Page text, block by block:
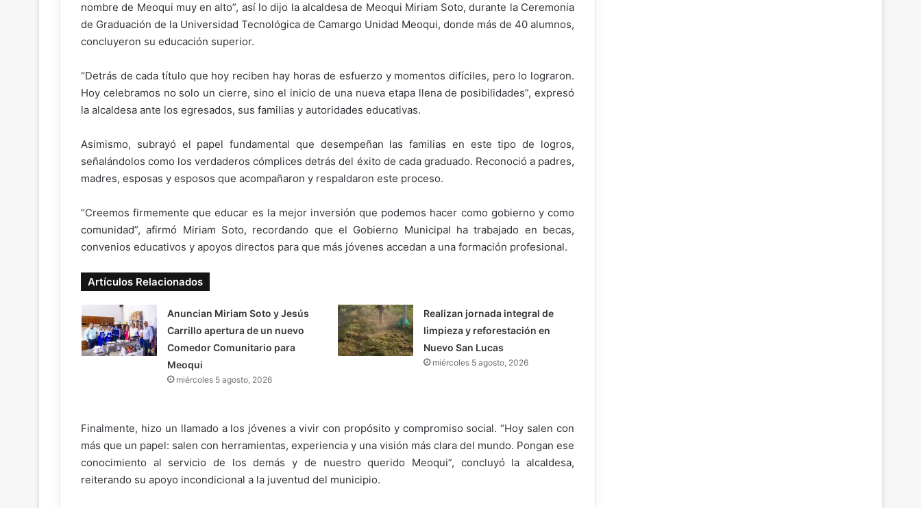
nombre de Meoqui muy en alto”, así lo dijo la alcaldesa de Meoqui Miriam Soto, durante la Ceremonia
de Graduación de la Universidad Tecnológica de Camargo Unidad Meoqui, donde más de 40 alumnos,
concluyeron su educación superior.
“Detrás de cada título que hoy reciben hay horas de esfuerzo y momentos difíciles, pero lo lograron.
Hoy celebramos no solo un cierre, sino el inicio de una nueva etapa llena de posibilidades”, expresó
la alcaldesa ante los egresados, sus familias y autoridades educativas.
Asimismo, subrayó el papel fundamental que desempeñan las familias en este tipo de logros,
señalándolos como los verdaderos cómplices detrás del éxito de cada graduado. Reconoció a padres,
madres, esposas y esposos que acompañaron y respaldaron este proceso.
“Creemos firmemente que educar es la mejor inversión que podemos hacer como gobierno y como
comunidad”, afirmó Miriam Soto, recordando que el Gobierno Municipal ha trabajado en becas,
convenios educativos y apoyos directos para que más jóvenes accedan a una formación profesional.
Artículos Relacionados
Anuncian Miriam Soto y Jesús
Carrillo apertura de un nuevo
Comedor Comunitario para
Meoqui
miércoles 5 agosto, 2026
Realizan jornada integral de
limpieza y reforestación en
Nuevo San Lucas
miércoles 5 agosto, 2026
Finalmente, hizo un llamado a los jóvenes a vivir con propósito y compromiso social. “Hoy salen con
más que un papel: salen con herramientas, experiencia y una visión más clara del mundo. Pongan ese
conocimiento al servicio de los demás y de nuestro querido Meoqui”, concluyó la alcaldesa,
reiterando su apoyo incondicional a la juventud del municipio.